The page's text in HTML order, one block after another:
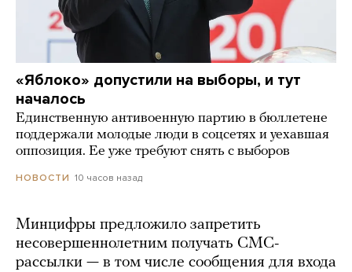
«Яблоко» допустили на выборы, и тут
началось
Единственную антивоенную партию в бюллетене
поддержали молодые люди в соцсетях и уехавшая
оппозиция. Ее уже требуют снять с выборов
НОВОСТИ 10 часов назад
Минцифры предложило запретить
несовершеннолетним получать СМС-
рассылки — в том числе сообщения для входа